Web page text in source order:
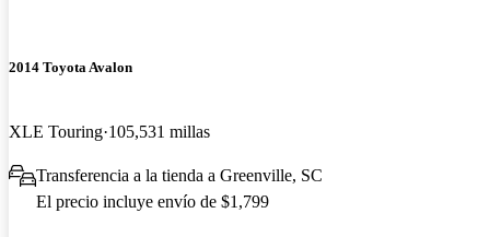
2014 Toyota Avalon
XLE Touring 105,531 millas
Transferencia a la tienda a Greenville, SC
El precio incluye envío de $1,799